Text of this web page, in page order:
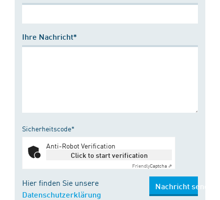
Ihre Nachricht*
Sicherheitscode*
Anti-Robot Verification
Click to start verification
FriendlyCaptcha ⇗
Hier finden Sie unsere
Datenschutzerklärung
Nachricht senden